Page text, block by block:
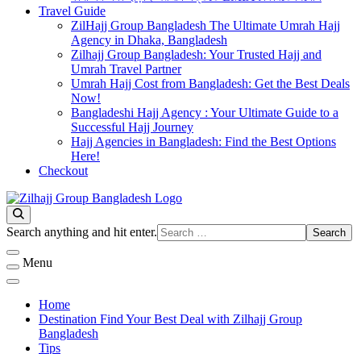
Travel Guide
ZilHajj Group Bangladesh The Ultimate Umrah Hajj
Agency in Dhaka, Bangladesh
Zilhajj Group Bangladesh: Your Trusted Hajj and
Umrah Travel Partner
Umrah Hajj Cost from Bangladesh: Get the Best Deals
Now!
Bangladeshi Hajj Agency : Your Ultimate Guide to a
Successful Hajj Journey
Hajj Agencies in Bangladesh: Find the Best Options
Here!
Checkout
জিলহজ্জ গ্রুপ বাংলাদেশ
Best Hajj Umrah Travel Tour Agent in Bangladesh
Looking
Something?
Search anything and hit enter.
Menu
Home
Destination Find Your Best Deal with Zilhajj Group
Bangladesh
Tips